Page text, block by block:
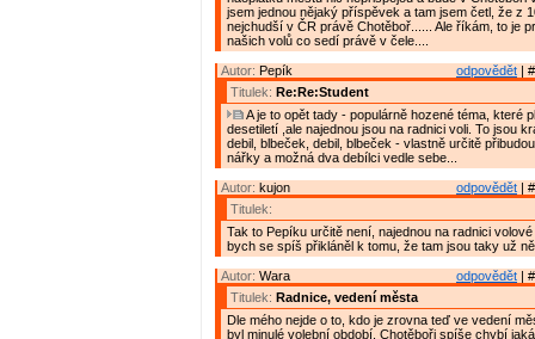
jsem jednou nějaký příspěvek a tam jsem četl, že z
nejchudší v ČR právě Chotěboř...... Ale říkám, to je
našich volů co sedí právě v čele....
odpovědět |
Autor: Pepík
Titulek: Re:Re:Student
A je to opět tady - populárně hozené téma, které
desetiletí ,ale najednou jsou na radnici voli. To jsou
debil, blbeček, debil, blbeček - vlastně určitě
nářky a možná dva debílci vedle sebe...
odpovědět |
Autor: kujon
Titulek:
Tak to Pepíku určitě není, najednou na radnici
bych se spíš přikláněl k tomu, že tam jsou taky už
odpovědět |
Autor: Wara
Titulek: Radnice, vedení města
Dle mého nejde o to, kdo je zrovna teď ve vedení
byl minulé volební období. Chotěboři spíše chybí